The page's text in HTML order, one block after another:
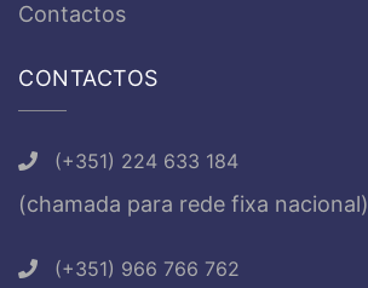
Contactos
CONTACTOS
(+351) 224 633 184
(chamada para rede fixa nacional)
(+351) 966 766 762